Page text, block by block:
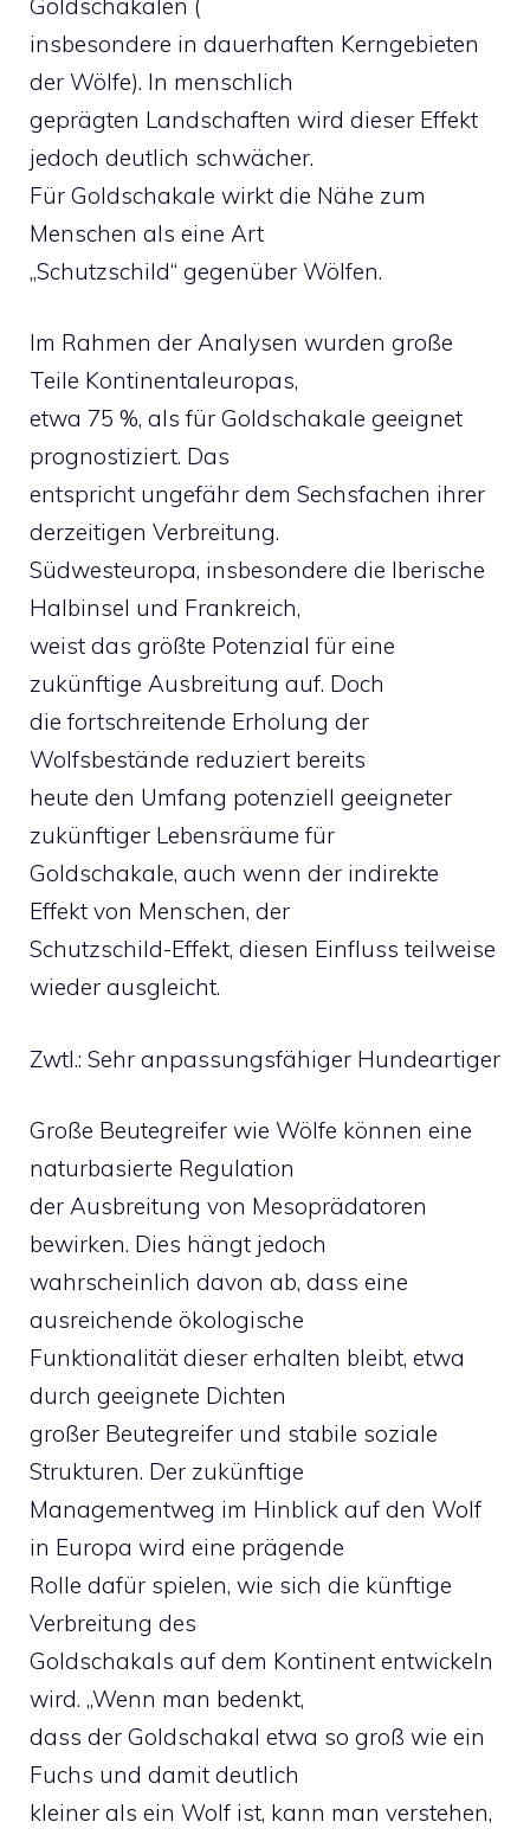
insbesondere in dauerhaften Kerngebieten
der Wölfe). In menschlich
geprägten Landschaften wird dieser Effekt
jedoch deutlich schwächer.
Für Goldschakale wirkt die Nähe zum
Menschen als eine Art
„Schutzschild“ gegenüber Wölfen.
Im Rahmen der Analysen wurden große
Teile Kontinentaleuropas,
etwa 75 %, als für Goldschakale geeignet
prognostiziert. Das
entspricht ungefähr dem Sechsfachen ihrer
derzeitigen Verbreitung.
Südwesteuropa, insbesondere die Iberische
Halbinsel und Frankreich,
weist das größte Potenzial für eine
zukünftige Ausbreitung auf. Doch
die fortschreitende Erholung der
Wolfsbestände reduziert bereits
heute den Umfang potenziell geeigneter
zukünftiger Lebensräume für
Goldschakale, auch wenn der indirekte
Effekt von Menschen, der
Schutzschild-Effekt, diesen Einfluss teilweise
wieder ausgleicht.
Zwtl.: Sehr anpassungsfähiger Hundeartiger
Große Beutegreifer wie Wölfe können eine
naturbasierte Regulation
der Ausbreitung von Mesoprädatoren
bewirken. Dies hängt jedoch
wahrscheinlich davon ab, dass eine
ausreichende ökologische
Funktionalität dieser erhalten bleibt, etwa
durch geeignete Dichten
großer Beutegreifer und stabile soziale
Strukturen. Der zukünftige
Managementweg im Hinblick auf den Wolf
in Europa wird eine prägende
Rolle dafür spielen, wie sich die künftige
Verbreitung des
Goldschakals auf dem Kontinent entwickeln
wird. „Wenn man bedenkt,
dass der Goldschakal etwa so groß wie ein
Fuchs und damit deutlich
kleiner als ein Wolf ist, kann man verstehen,